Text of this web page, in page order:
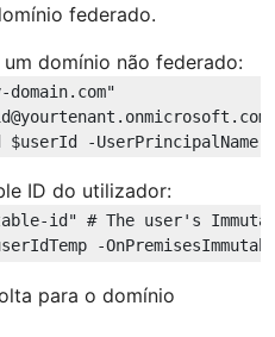
federado.
domínio não federado:
domain.com"
$userId -UserPrincipalName
ID do utilizador:
id" # The user's
-
para o domínio